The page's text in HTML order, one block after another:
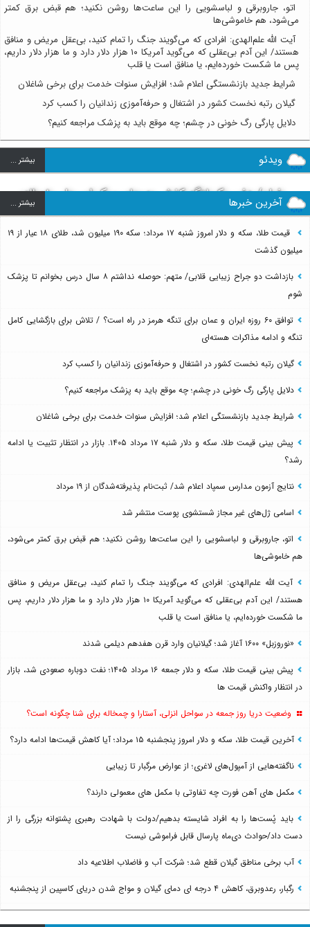
اتو، جاروبرقی و لباسشویی را این ساعت‌ها روشن نکنید؛ هم قبض برق کمتر
می‌شود، هم خاموشی‌ها
آیت الله علم‌الهدی: افرادی که می‌گویند جنگ را تمام کنید، بی‌عقل مریض و منافق
هستند/ این آدم بی‌عقلی که می‌گوید آمریکا ۱۰ هزار دلار دارد و ما هزار دلار داریم،
پس ما شکست خورده‌ایم، یا منافق است یا قلب
شرایط جدید بازنشستگی اعلام شد؛ افزایش سنوات خدمت برای برخی شاغلان
گیلان رتبه نخست کشور در اشتغال و حرفه‌آموزی زندانیان را کسب کرد
دلایل پارگی رگ خونی در چشم؛ چه موقع باید به پزشک مراجعه کنیم؟
ویدئو بيشتر ...
فیلم/ دفن یک لنگه کفش به جای پیکر امیرعلی ۸ساله؛
روایت تلخ از سرنوشت دومین دانش آموز مدرسه میناب
بعد از ماکان
آخرین خبرها بيشتر ...
قیمت طلا، سکه و دلار امروز شنبه ۱۷ مرداد؛ سکه ۱۹۰ میلیون شد، طلای ۱۸ عیار از ۱۹
میلیون گذشت
بازداشت دو جراح زیبایی قلابی/ متهم: حوصله نداشتم ۸ سال درس بخوانم تا پزشک
شوم
توافق ۶۰ روزه ایران و عمان برای تنگه هرمز در راه است؟ / تلاش برای بازگشایی کامل
تنگه و ادامه مذاکرات هسته‌ای
گیلان رتبه نخست کشور در اشتغال و حرفه‌آموزی زندانیان را کسب کرد
دلایل پارگی رگ خونی در چشم؛ چه موقع باید به پزشک مراجعه کنیم؟
شرایط جدید بازنشستگی اعلام شد؛ افزایش سنوات خدمت برای برخی شاغلان
پیش بینی قیمت طلا، سکه و دلار شنبه ۱۷ مرداد ۱۴۰۵. بازار در انتظار تثبیت یا ادامه
رشد؟
نتایج آزمون مدارس سمپاد اعلام شد/ ثبت‌نام پذیرفته‌شدگان از ۱۹ مرداد
اسامی ژل‌های غیر مجاز شستشوی پوست منتشر شد
اتو، جاروبرقی و لباسشویی را این ساعت‌ها روشن نکنید؛ هم قبض برق کمتر می‌شود،
هم خاموشی‌ها
آیت الله علم‌الهدی: افرادی که می‌گویند جنگ را تمام کنید، بی‌عقل مریض و منافق
هستند/ این آدم بی‌عقلی که می‌گوید آمریکا ۱۰ هزار دلار دارد و ما هزار دلار داریم، پس
ما شکست خورده‌ایم، یا منافق است یا قلب
«نوروزبل» ۱۶۰۰ آغاز شد؛ گیلانیان وارد قرن هفدهم دیلمی شدند
پیش بینی قیمت طلا، سکه و دلار جمعه ۱۶ مرداد ۱۴۰۵؛ نفت دوباره صعودی شد، بازار
در انتظار واکنش قیمت ها
وضعیت دریا روز جمعه در سواحل انزلی، آستارا و چمخاله برای شنا چگونه است؟
آخرین قیمت طلا، سکه و دلار امروز پنجشنبه ۱۵ مرداد؛ آیا کاهش قیمت‌ها ادامه دارد؟
ناگفته‌هایی از آمپول‌های لاغری؛ از عوارض مرگبار تا زیبایی
مکمل های آهن فورت چه تفاوتی با مکمل های معمولی دارند؟
باید پُست‌ها را به افراد شایسته بدهیم/دولت با شهادت رهبری پشتوانه بزرگی را از
دست داد/حوادث دی‌ماه پارسال قابل فراموشی نیست
آب برخی مناطق گیلان قطع شد؛ شرکت آب و فاضلاب اطلاعیه داد
رگبار، رعدوبرق، کاهش ۴ درجه ای دمای گیلان و مواج شدن دریای کاسپین از پنجشنبه